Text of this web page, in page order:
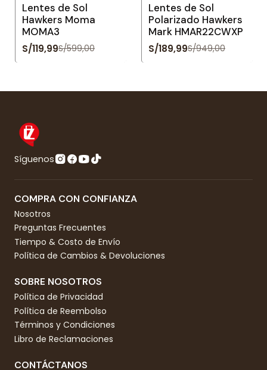
Lentes de Sol
Hawkers Moma
MOMA3
S/119,99S/599,00
Lentes de Sol
Polarizado Hawkers
Mark HMAR22CWXP
S/189,99S/949,00
Síguenos
COMPRA CON CONFIANZA
Nosotros
Preguntas Frecuentes
Tiempo & Costo de Envío
Política de Cambios & Devoluciones
SOBRE NOSOTROS
Política de Privacidad
Política de Reembolso
Términos y Condiciones
Libro de Reclamaciones
CONTÁCTANOS